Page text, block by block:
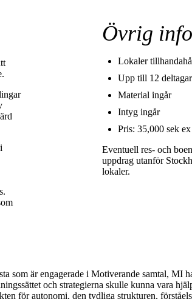
Övrig
Lokaler
Upp till 12
Material ingår
Intyg ingår
Pris: 35,000 sek
Eventuell res- och
uppdrag utanför
lokaler.
som är engagerade i Motiverande samtal, MI
och strategierna skulle kunna vara
för autonomi, den tydliga strukturen,